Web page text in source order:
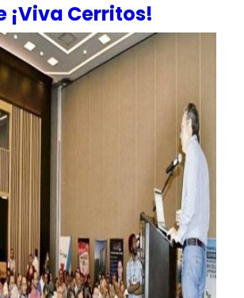
¡Viva Cerritos!